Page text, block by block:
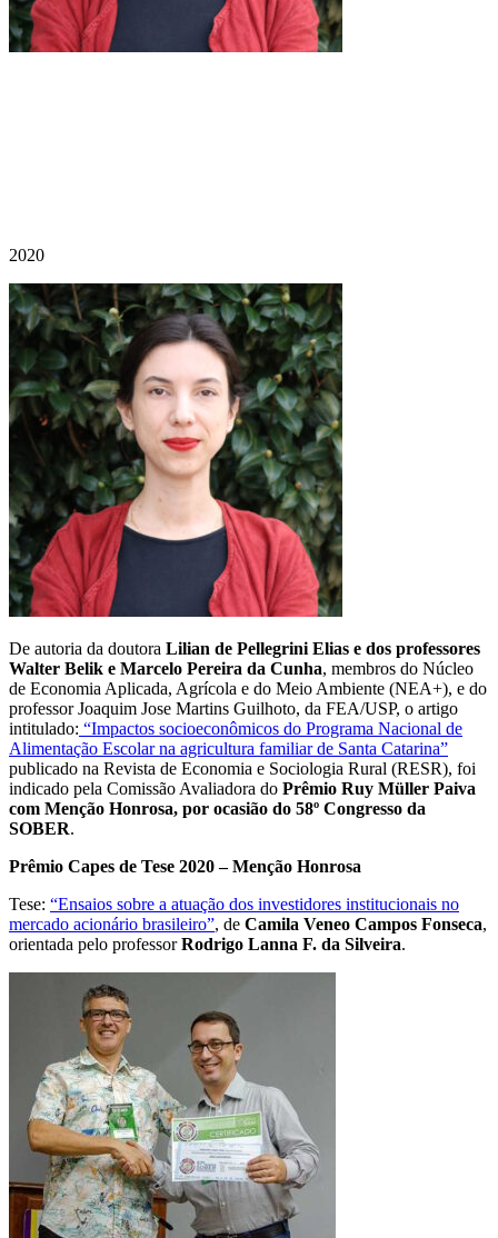
2020
De autoria da doutora Lilian de Pellegrini Elias e dos professores
Walter Belik e Marcelo Pereira da Cunha, membros do Núcleo
de Economia Aplicada, Agrícola e do Meio Ambiente (NEA+), e do
professor Joaquim Jose Martins Guilhoto, da FEA/USP, o artigo
intitulado: “Impactos socioeconômicos do Programa Nacional de
Alimentação Escolar na agricultura familiar de Santa Catarina”
publicado na Revista de Economia e Sociologia Rural (RESR), foi
indicado pela Comissão Avaliadora do Prêmio Ruy Müller Paiva
com Menção Honrosa, por ocasião do 58º Congresso da
SOBER.
Prêmio Capes de Tese 2020 – Menção Honrosa
Tese: “Ensaios sobre a atuação dos investidores institucionais no
mercado acionário brasileiro”, de Camila Veneo Campos Fonseca,
orientada pelo professorRodrigo Lanna F. da Silveira.